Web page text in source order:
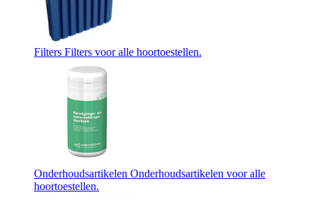
Filters Filters voor alle hoortoestellen.
Onderhoudsartikelen Onderhoudsartikelen voor alle
hoortoestellen.